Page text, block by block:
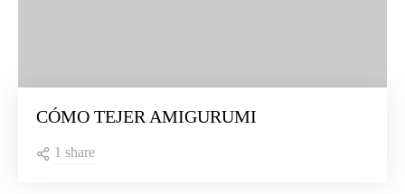
CÓMO TEJER AMIGURUMI
1 share